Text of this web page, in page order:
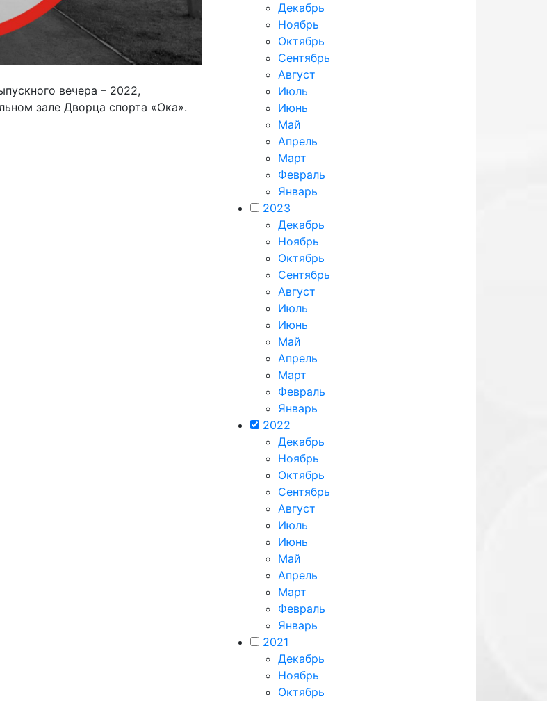
вечера – 2022,
зале Дворца спорта «Ока».
Декабрь
Ноябрь
Октябрь
Сентябрь
Август
Июль
Июнь
Май
Апрель
Март
Февраль
Январь
2023
Декабрь
Ноябрь
Октябрь
Сентябрь
Август
Июль
Июнь
Май
Апрель
Март
Февраль
Январь
2022
Декабрь
Ноябрь
Октябрь
Сентябрь
Август
Июль
Июнь
Май
Апрель
Март
Февраль
Январь
2021
Декабрь
Ноябрь
Октябрь